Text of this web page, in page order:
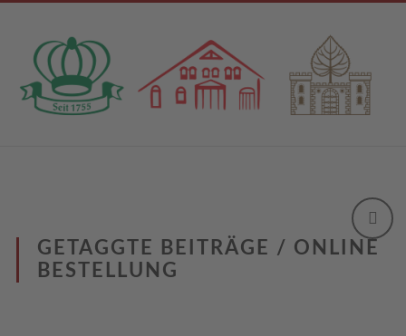
GETAGGTE BEITRÄGE / ONLINE
BESTELLUNG